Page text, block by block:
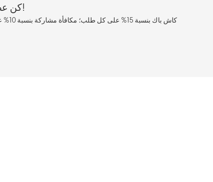
كن عضوًا معنا، واستمتع بالمزايا!
كاش